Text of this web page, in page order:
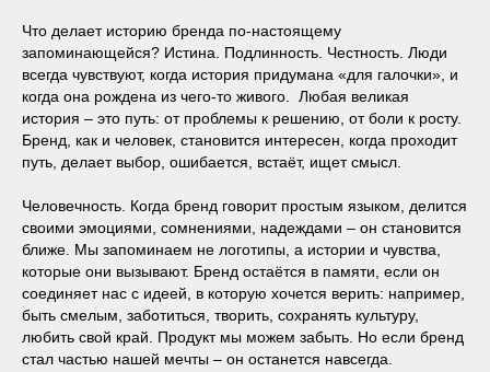
Что делает историю бренда по-настоящему
запоминающейся? Истина. Подлинность. Честность. Люди
всегда чувствуют, когда история придумана «для галочки», и
когда она рождена из чего-то живого. Любая великая
история – это путь: от проблемы к решению, от боли к росту.
Бренд, как и человек, становится интересен, когда проходит
путь, делает выбор, ошибается, встаёт, ищет смысл.
Человечность. Когда бренд говорит простым языком, делится
своими эмоциями, сомнениями, надеждами – он становится
ближе. Мы запоминаем не логотипы, а истории и чувства,
которые они вызывают. Бренд остаётся в памяти, если он
соединяет нас с идеей, в которую хочется верить: например,
быть смелым, заботиться, творить, сохранять культуру,
любить свой край. Продукт мы можем забыть. Но если бренд
стал частью нашей мечты – он останется навсегда.